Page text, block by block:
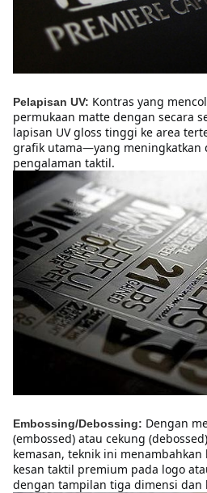
Pelapisan UV: Kontras yang
permukaan matte dengan secara
lapisan UV gloss tinggi ke area
grafik utama—yang meningkatkan
pengalaman taktil.
Embossing/Debossing: Dengan
(embossed) atau cekung
kemasan, teknik ini menambahkan
kesan taktil premium pada logo
dengan tampilan tiga dimensi dan